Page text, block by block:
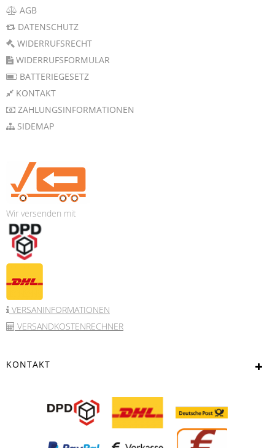
AGB
DATENSCHUTZ
WIDERRUFSRECHT
WIDERRUFSFORMULAR
BATTERIEGESETZ
KONTAKT
ZAHLUNGSINFORMATIONEN
SIDEMAP
Wir versenden mit
VERSANINFORMATIONEN
VERSANDKOSTENRECHNER
KONTAKT